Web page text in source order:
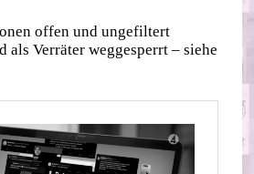
offen und ungefiltert
Verräter weggesperrt – siehe